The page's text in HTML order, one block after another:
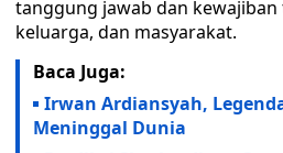
tanggung jawab dan
keluarga, dan masyarakat.
Baca Juga:
Irwan Ardiansyah,
Meninggal Dunia